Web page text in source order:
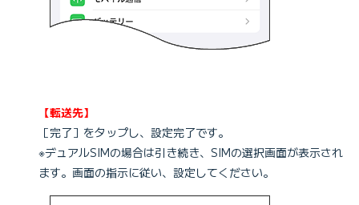
【転送先】
［完了］をタップし、設定完了です。
※デュアルSIMの場合は引き続き、SIMの選択画面が表示され
ます。画面の指示に従い、設定してください。